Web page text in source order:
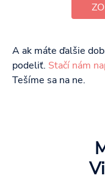
A ak máte ďalšie
podeliť. Stačí nám
Tešíme sa na ne.